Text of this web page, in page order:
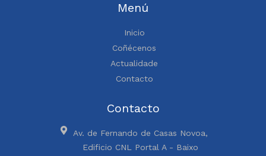
Menú
Inicio
Coñécenos
Actualidade
Contacto
Contacto
Av. de Fernando de Casas Novoa,
Edificio CNL Portal A - Baixo